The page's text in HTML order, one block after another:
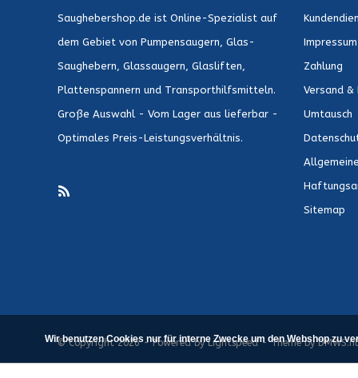
Saughebershop.de ist Online-Spezialist auf
dem Gebiet von Pumpensaugern, Glas-
Saughebern, Glassaugern, Glasliften,
Plattenspannern und Transporthilfsmitteln.
Große Auswahl - Vom Lager aus lieferbar -
Optimales Preis-Leistungsverhältnis.
Impressum
Zahlung
Versand &
Umtausch
Sitemap
© Copyright 2026 - Powered byLightspeed- Theme byDMWS.nl
Wir benutzen Cookies nur für interne Zwecke um den Webshop zu